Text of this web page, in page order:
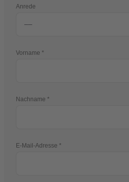
Anrede
Vorname
Nachname
E-Mail-Adresse